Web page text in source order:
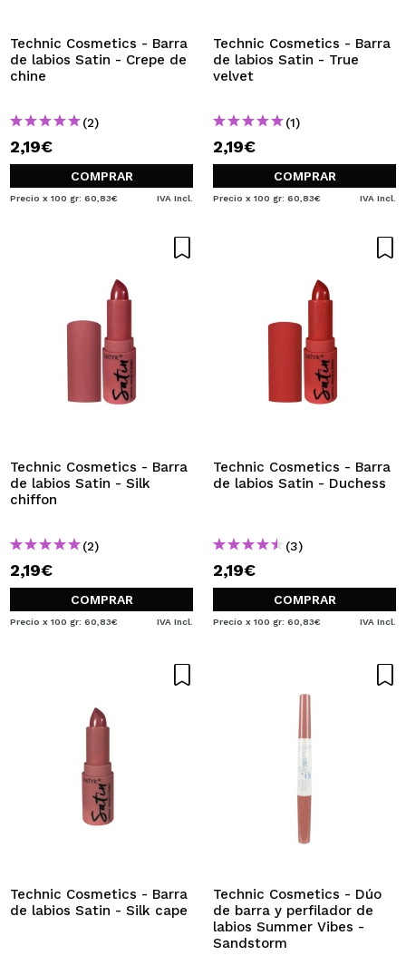
Technic Cosmetics - Barra
de labios Satin - Crepe de
chine
(2)
2,19€
COMPRAR
Precio x 100 gr: 60,83€ IVA Incl.
Technic Cosmetics - Barra
de labios Satin - True
velvet
(1)
2,19€
COMPRAR
Precio x 100 gr: 60,83€ IVA Incl.
Technic Cosmetics - Barra
de labios Satin - Silk
chiffon
(2)
2,19€
COMPRAR
Precio x 100 gr: 60,83€ IVA Incl.
Technic Cosmetics - Barra
de labios Satin - Duchess
(3)
2,19€
COMPRAR
Precio x 100 gr: 60,83€ IVA Incl.
Technic Cosmetics - Barra
de labios Satin - Silk cape
Technic Cosmetics - Dúo
de barra y perfilador de
labios Summer Vibes -
Sandstorm